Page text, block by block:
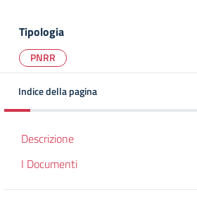
Tipologia
PNRR
Indice della pagina
Descrizione
I Documenti